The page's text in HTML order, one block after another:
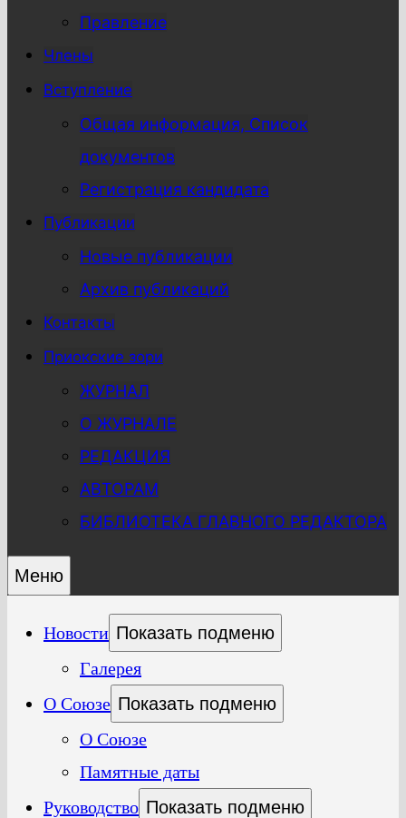
Правление
Члены
Вступление
Общая информация, Список
документов
Регистрация кандидата
Публикации
Новые публикации
Архив публикаций
Контакты
Приокские зори
ЖУРНАЛ
О ЖУРНАЛЕ
РЕДАКЦИЯ
АВТОРАМ
БИБЛИОТЕКА ГЛАВНОГО РЕДАКТОРА
Меню
Новости Показать подменю
Галерея
О Союзе Показать подменю
О Союзе
Памятные даты
Руководство Показать подменю